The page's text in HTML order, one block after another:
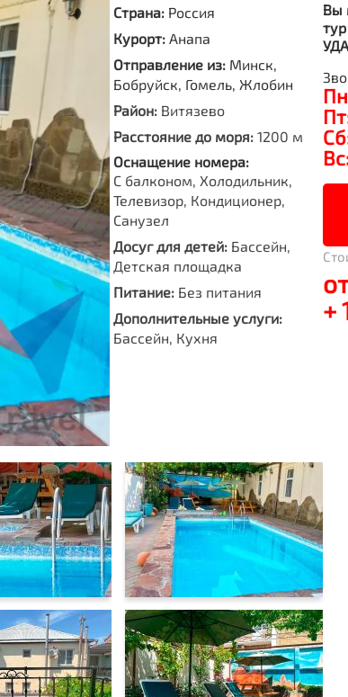
Страна: Россия
Курорт: Анапа
Отправление из: Минск,
Бобруйск, Гомель, Жлобин
Район:Витязево
Расстояние до моря:1200 м
Оснащение номера:
С балконом, Холодильник,
Телевизор, Кондиционер,
Санузел
Досуг для детей:Бассейн,
Детская площадка
Питание:Без питания
Дополнительные услуги:
Бассейн, Кухня
Вы
+